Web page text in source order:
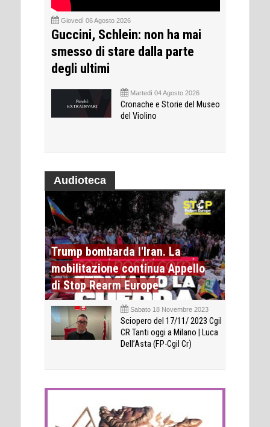
Giovedì 06 Agosto 2026
Guccini, Schlein: non ha mai
smesso di stare dalla parte
degli ultimi
Martedì 04 Agosto 2026
Cronache e Storie del Museo
del Violino
Audioteca
Trump bombarda l'Iran. La
mobilitazione continua Appello
di Stop Rearm Europe
Sabato 18 Novembre 2023
Sciopero del 17/11/ 2023 Cgil
CR Tanti oggi a Milano | Luca
Dell’Asta (FP-Cgil Cr)